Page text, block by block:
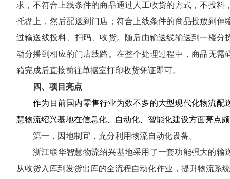
求，不符合上线条件的商品通过人工收货的方式，不投料
托盘上，然后配送到门店；符合上线条件的商品投放到伸
过输送线投料、扫码、收货。随后由输送线输送到一楼分
动分播到相应的门店线路。在整个处理过程中，商品无需
箱完成后直接前往单据室打印收货凭证即可。
四、项目亮点
作为目前国内零售行业为数不多的大型现代化物流配
慧物流绍兴基地在信息化、自动化、智能化建设方面亮点
第一，因地制宜，充分利用物流自动化设备。
浙江联华智慧物流绍兴基地采用了一套功能强大的输
从收货入库到发货出库的全流程自动化作业，提升物流系